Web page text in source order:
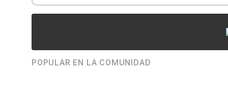
POPULAR EN LA COMUNIDAD